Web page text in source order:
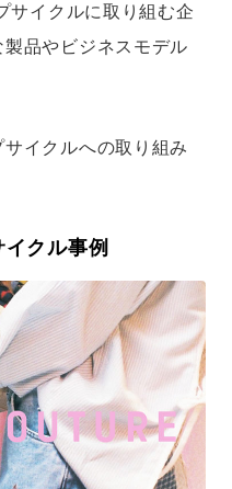
サイクルに取り組む企
品やビジネスモデル
イクルへの取り組み
クル事例